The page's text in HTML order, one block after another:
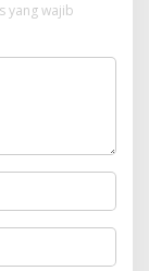
yang wajib